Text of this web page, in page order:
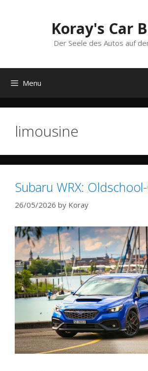
Koray's Car
Der Seele des Autos auf
Menu
limousine
Subaru WRX:
26/05/2026 by Koray